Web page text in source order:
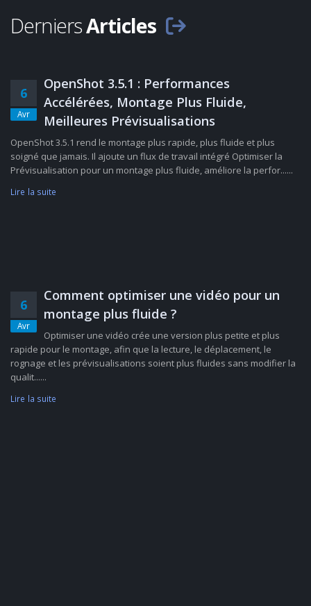
DerniersArticles
6
Avr
OpenShot 3.5.1 : Performances
Accélérées, Montage Plus Fluide,
Meilleures Prévisualisations
OpenShot 3.5.1 rend le montage plus rapide, plus fluide et plus
soigné que jamais. Il ajoute un flux de travail intégré Optimiser la
Prévisualisation pour un montage plus fluide, améliore la perfor......
Lire la suite
6
Avr
Comment optimiser une vidéo pour un
montage plus fluide ?
Optimiser une vidéo crée une version plus petite et plus
rapide pour le montage, afin que la lecture, le déplacement, le
rognage et les prévisualisations soient plus fluides sans modifier la
qualit......
Lire la suite